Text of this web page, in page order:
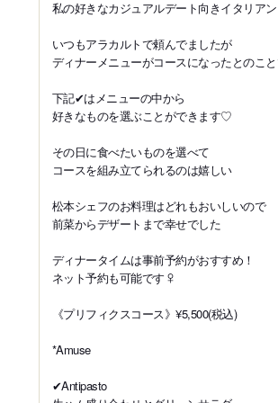
私の好きなカジュアルデート向きイタリアン
いつもアラカルトで頼んでましたが
ディナーメニューがコースになったとのこ
下記✔はメニューの中から
好きなものを選ぶことができます♡
その日に食べたいものを選べて
コースを組み立てられるのは嬉しい
松本シェフのお料理はどれもおいしいので
前菜からデザートまで幸せでした
ディナータイムは事前予約がおすすめ！
ネット予約も可能です‍♀
《プリフィクスコース》¥5,500(税込)
*Amuse
✔Antipasto